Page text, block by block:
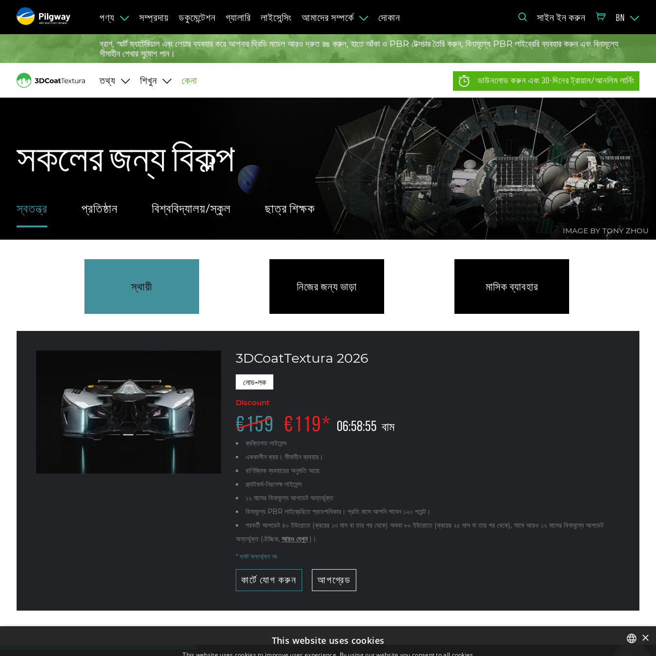
with love from Ukraine
পণ্য সম্প্রদায় ডকুমেন্টেশন গ্যালারি লাইসেন্সিং আমাদের সম্পর্কে দোকান সাইন ইন করুন BN
ব্রাশ, স্মার্ট ম্যাটেরিয়াল এবং লেয়ার ব্যবহার করে আপনার থ্রিডি মডেল আরও দ্রুত রঙ করুন, হাতে আঁকা ও PBR টেক্সচার তৈরি করুন, বিনামূল্যে PBR লাইব্রেরি ব্যবহার করুন এবং বিনামূল্যে
সীমাহীন শেখার সুযোগ পান।
তথ্য শিখুন কেনা ডাউনলোড করুন এবং 30-দিনের ট্রায়াল/আনলিম লার্নিং
IMAGE BY TONY ZHOU
সকলের জন্য বিকল্প
স্বতন্ত্র প্রতিষ্ঠান বিশ্ববিদ্যালয়/স্কুল ছাত্র শিক্ষক
স্থায়ী নিজের জন্য ভাড়া মাসিক ব্যাবহার
3DCoatTextura 2026
নোড-লক
Discount
€159 €119* 06:58:54 বাম
ব্যক্তিগত লাইসেন্স
এককালীন ক্রয়। সীমাহীন ব্যবহার।
বাণিজ্যিক ব্যবহারের অনুমতি আছে
প্ল্যাটফর্ম-নিরপেক্ষ লাইসেন্স
১২ মাসের বিনামূল্যে আপডেট অন্তর্ভুক্ত
বিনামূল্যে PBR লাইব্রেরিতে প্রবেশাধিকার। প্রতি মাসে আপনি পাবেন ১২০ পয়েন্ট।
পরবর্তী আপডেট ৪০ ইউরোতে (ক্রয়ের ১৩ মাস বা তার পর থেকে) অথবা ৮০ ইউরোতে (ক্রয়ের ২৫ মাস বা তার পর থেকে), সাথে আরও ১২ মাসের বিনামূল্যে আপডেট
অন্তর্ভুক্ত (ঐচ্ছিক, আরও দেখুন)।
* ভ্যাট অন্তর্ভুক্ত নয়
কার্টে যোগ করুন আপগ্রেড
×
This website uses cookies